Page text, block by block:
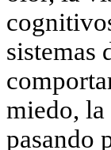
sistemas
miedo,
pasando